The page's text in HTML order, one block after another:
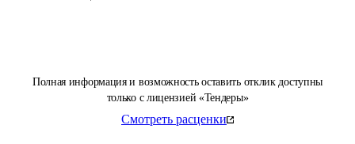
Полная информация и возможность оставить отклик доступны
только с лицензией «Тендеры»
Смотреть расценки